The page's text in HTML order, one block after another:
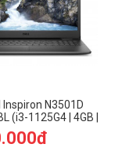
Inspiron N3501D
(i3-1125G4 | 4GB |
UHD | 15.6-inch FHD